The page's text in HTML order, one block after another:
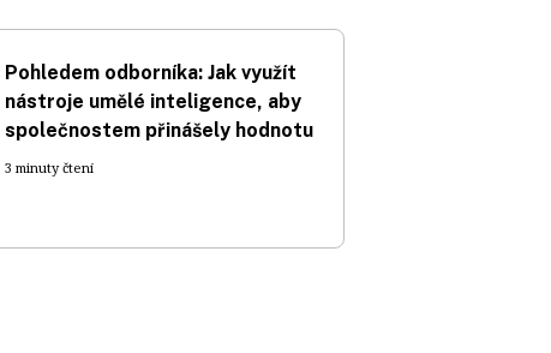
Pohledem odborníka: Jak využít
nástroje umělé inteligence, aby
společnostem přinášely hodnotu
3 minuty čtení